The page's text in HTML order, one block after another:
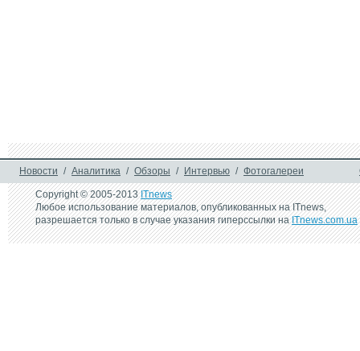
Новости / Аналитика / Обзоры / Интервью / Фотогалереи
Copyright © 2005-2013ITnews
Любое использование материалов, опубликованных на ITnews,
разрешается только в случае указания гиперссылки наITnews.com.ua